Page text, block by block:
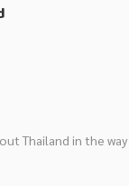
Thailand in the